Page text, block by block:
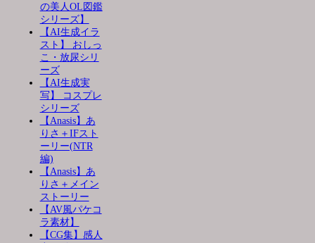
の美人OL図鑑
シリーズ】
【AI生成イラ
スト】 おしっ
こ・放尿シリ
ーズ
【AI生成実
写】 コスプレ
シリーズ
【Anasis】あ
りさ＋IFスト
ーリー(NTR
編)
【Anasis】あ
りさ＋メイン
ストーリー
【AV風パケコ
ラ素材】
【CG集】感人